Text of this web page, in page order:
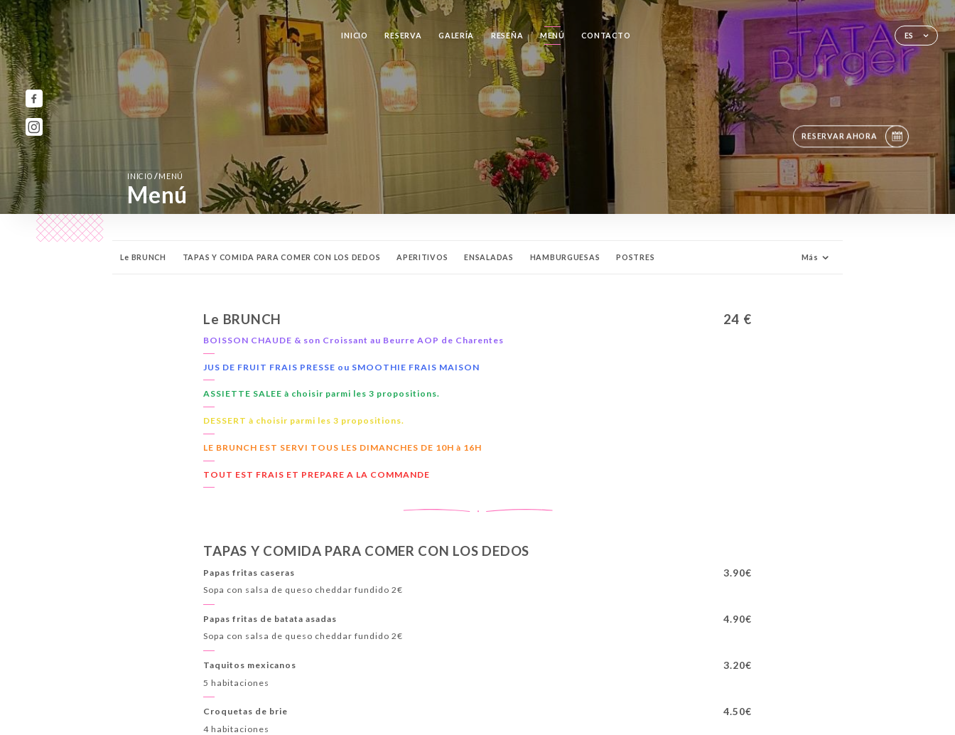
ES
INICIO RESERVA GALERÍA RESEÑA MENÚ CONTACTO
RESERVAR AHORA
INICIO/ MENÚ
Menú
Le BRUNCH TAPAS Y COMIDA PARA COMER CON LOS DEDOS APERITIVOS ENSALADAS HAMBURGUESAS POSTRES Más
Le BRUNCH 24 €
BOISSON CHAUDE & son Croissant au Beurre AOP de Charentes
JUS DE FRUIT FRAIS PRESSE ou SMOOTHIE FRAIS MAISON
ASSIETTE SALEE à choisir parmi les 3 propositions.
DESSERT à choisir parmi les 3 propositions.
LE BRUNCH EST SERVI TOUS LES DIMANCHES DE 10H à 16H
TOUT EST FRAIS ET PREPARE A LA COMMANDE
TAPAS Y COMIDA PARA COMER CON LOS DEDOS
Papas fritas caseras 3.90€
Sopa con salsa de queso cheddar fundido 2€
Papas fritas de batata asadas 4.90€
Sopa con salsa de queso cheddar fundido 2€
Taquitos mexicanos 3.20€
5 habitaciones
Croquetas de brie 4.50€
4 habitaciones